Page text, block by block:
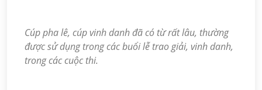
Cúp pha lê, cúp vinh danh đã có từ rất lâu, thường
được sử dụng trong các buổi lễ trao giải, vinh danh,
trong các cuộc thi.